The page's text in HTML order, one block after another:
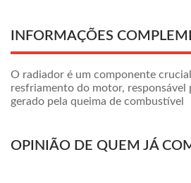
INFORMAÇÕES
O radiador é um componente
resfriamento do motor, responsável
gerado pela queima de combustível
OPINIÃO DE QUEM JÁ